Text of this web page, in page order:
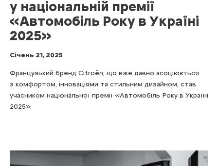
у національній премії
«Автомобіль Року в Україні
2025»
Cічень 21, 2025
Французький бренд Citroën, що вже давно асоціюється
з комфортом, інноваціями та стильним дизайном, став
учасником національної премії «Автомобіль Року в Україні
2025».